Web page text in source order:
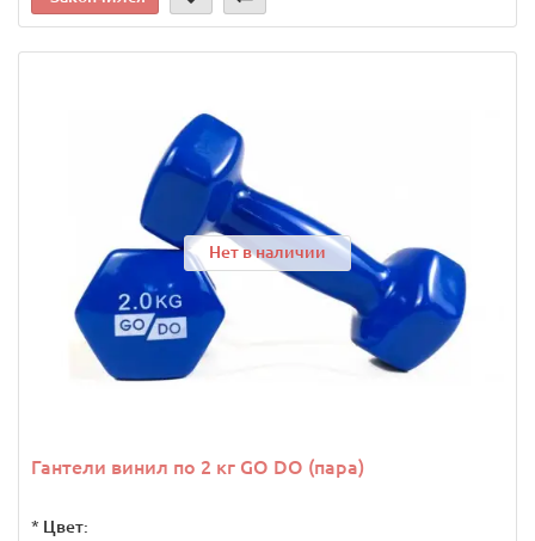
Нет в наличии
Гантели винил по 2 кг GO DO (пара)
* Цвет: